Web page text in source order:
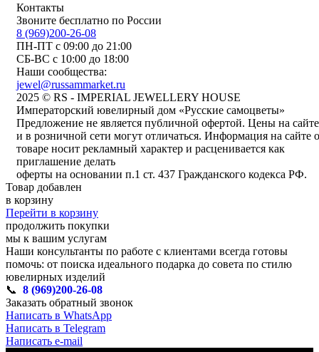
Контакты
Звоните бесплатно по России
8 (969)200-26-08
ПН-ПТ с 09:00 до 21:00
СБ-ВС с 10:00 до 18:00
Наши сообщества:
jewel@russammarket.ru
2025 © RS - IMPERIAL JEWELLERY HOUSE
Императорский ювелирный дом «Русские самоцветы»
Предложение не является публичной офертой. Цены на сайте
и в розничной сети могут отличаться. Информация на сайте о
товаре носит рекламный характер и расценивается как
приглашение делать
оферты на основании п.1 ст. 437 Гражданского кодекса РФ.
Товар добавлен
в корзину
Перейти в корзину
продолжить покупки
мы к вашим услугам
Наши консультанты по работе с клиентами всегда готовы
помочь: от поиска идеального подарка до совета по стилю
ювелирных изделий
📞 8 (969)200-26-08
Заказать обратный звонок
Написать в WhatsApp
Написать в Telegram
Написать e-mail